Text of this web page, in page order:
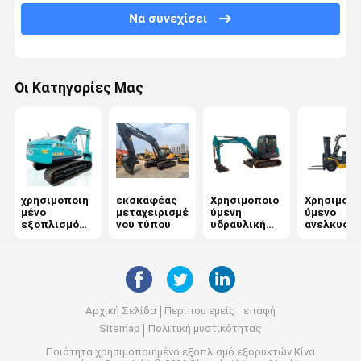
Να συνεχίσει
Οι Κατηγορίες Μας
χρησιμοποιη
μένο
εξοπλισμό
εκσκαφέας
μεταχειρισμέ
νου τύπου
Χρησιμοποιο
ύμενη
υδραυλική
ύμενο
Αρχική Σελίδα Περίπου εμείς
επαφή
Sitemap
Πολιτική μυστικότητας
Ποιότητα χρησιμοποιημένο εξοπλισμό εξορυκτών Κίνα